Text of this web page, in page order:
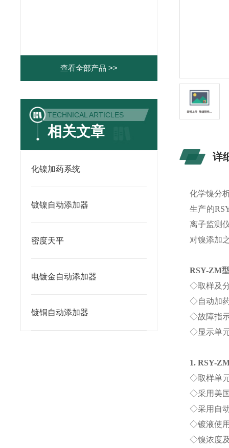
查看全部产品 >>
TECHNICAL ARTICLES
相关文章
化镍加药系统
镀镍自动添加器
密度天平
电镀金自动添加器
镀铜自动添加器
详
化学镍分
生产的
离子监测
对镍添加
RSY-ZM
◇取样及
◇自动加
◇故障指
◇显示单
1. RSY-
◇取样单
◇采用美
◇采用自
◇镀液使
◇镍浓度